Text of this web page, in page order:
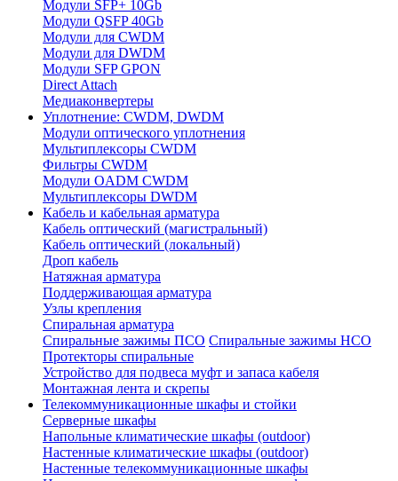
Модули SFP+ 10Gb
Модули QSFP 40Gb
Модули для CWDM
Модули для DWDM
Модули SFP GPON
Direct Attach
Медиаконвертеры
Уплотнение: CWDM, DWDM
Модули оптического уплотнения
Мультиплексоры CWDM
Фильтры CWDM
Модули OADM CWDM
Мультиплексоры DWDM
Кабель и кабельная арматура
Кабель оптический (магистральный)
Кабель оптический (локальный)
Дроп кабель
Натяжная арматура
Поддерживающая арматура
Узлы крепления
Спиральная арматура
Спиральные зажимы ПСО Спиральные зажимы НСО
Протекторы спиральные
Устройство для подвеса муфт и запаса кабеля
Монтажная лента и скрепы
Телекоммуникационные шкафы и стойки
Серверные шкафы
Напольные климатические шкафы (outdoor)
Настенные климатические шкафы (outdoor)
Настенные телекоммуникационные шкафы